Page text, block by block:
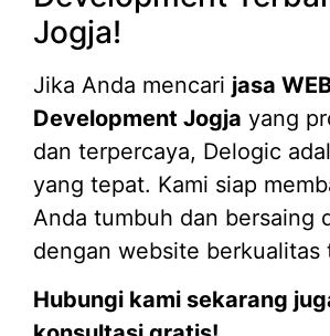
Jogja!
Jika Anda mencari jasa
Development Jogja yang
dan terpercaya, Delogic
yang tepat. Kami siap
Anda tumbuh dan bersaing
dengan website berkualitas
Hubungi kami sekarang